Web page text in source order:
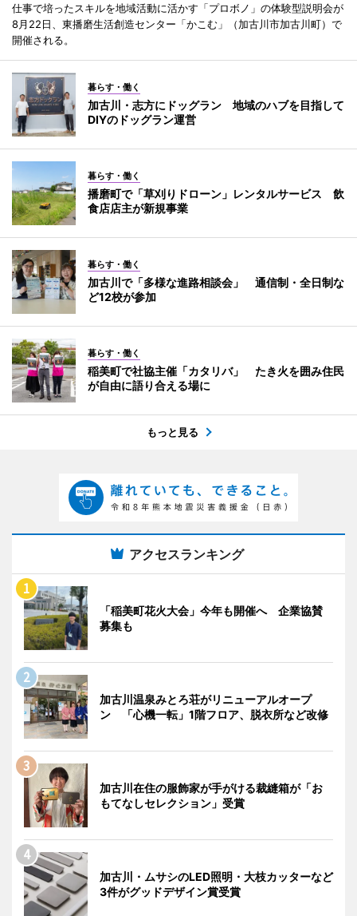
仕事で培ったスキルを地域活動に活かす「プロボノ」の体験型説明会が
8月22日、東播磨生活創造センター「かこむ」（加古川市加古川町）で
開催される。
暮らす・働く
加古川・志方にドッグラン 地域のハブを目指して
DIYのドッグラン運営
暮らす・働く
播磨町で「草刈りドローン」レンタルサービス 飲
食店店主が新規事業
暮らす・働く
加古川で「多様な進路相談会」 通信制・全日制な
ど12校が参加
暮らす・働く
稲美町で社協主催「カタリバ」 たき火を囲み住民
が自由に語り合える場に
もっと見る
アクセスランキング
「稲美町花火大会」今年も開催へ 企業協賛
募集も
加古川温泉みとろ荘がリニューアルオープ
ン 「心機一転」1階フロア、脱衣所など改修
加古川在住の服飾家が手がける裁縫箱が「お
もてなしセレクション」受賞
加古川・ムサシのLED照明・大枝カッターなど
3件がグッドデザイン賞受賞